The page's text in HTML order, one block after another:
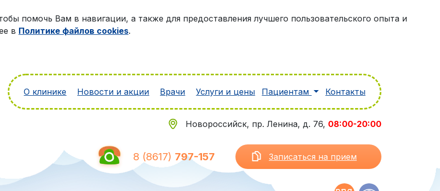
помочь Вам в навигации, а также для предоставления лучшего пользовательского опыта и
в Политике файлов cookies.
О клинике Новости и акции Врачи Услуги и цены Пациентам Контакты
Новороссийск, пр. Ленина, д. 76, 08:00-20:00
8 (8617) 797-157 Записаться на прием